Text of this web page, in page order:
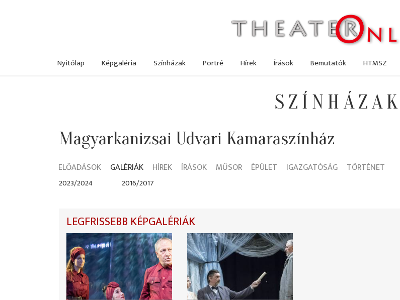
Nyitólap Képgaléria Színházak Portré Hírek Írások Bemutatók HTMSZ
SZÍNHÁZAK
Magyarkanizsai Udvari Kamaraszínház
ELŐADÁSOK GALÉRIÁK HÍREK ÍRÁSOK MŰSOR ÉPÜLET IGAZGATÓSÁG TÖRTÉNET
2023/2024 2016/2017
LEGFRISSEBB KÉPGALÉRIÁK